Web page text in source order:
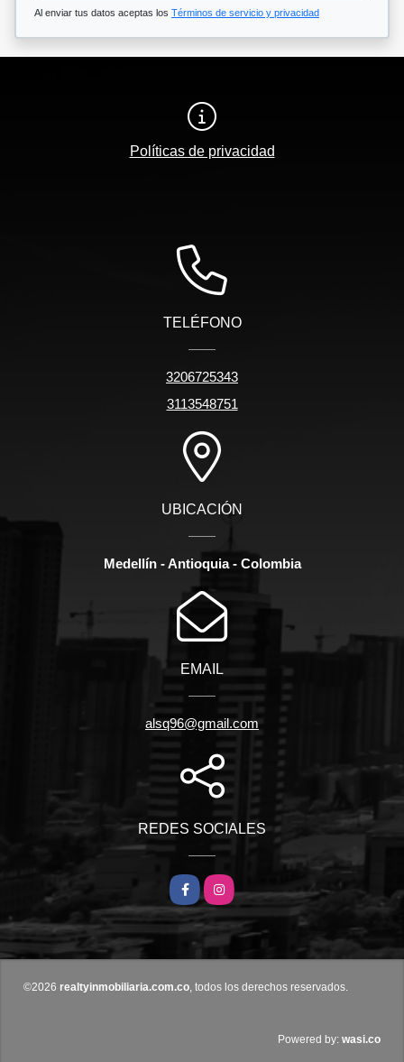
Al enviar tus datos aceptas los Términos de servicio y privacidad
Políticas de privacidad
TELÉFONO
3206725343
3113548751
UBICACIÓN
Medellín - Antioquia - Colombia
EMAIL
alsq96@gmail.com
REDES SOCIALES
Facebook
Instagram
©2026 realtyinmobiliaria.com.co, todos los derechos reservados.
Powered by: wasi.co